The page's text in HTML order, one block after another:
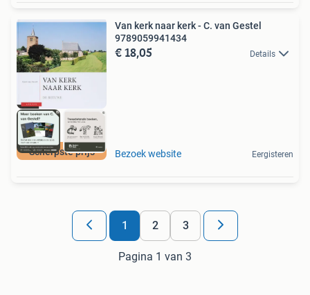
Scherpste prijs
Van kerk naar kerk - C. van Gestel
9789059941434
€ 18,05 Details
Bezoek website Eergisteren
1 2 3
Pagina 1 van 3